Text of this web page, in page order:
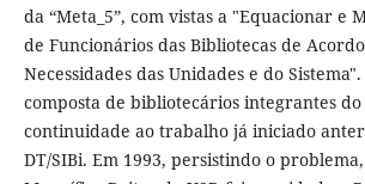
da “Meta_5”, com vistas a "Equacionar e
de Funcionários das Bibliotecas de
Necessidades das Unidades e do Sistema".
composta de bibliotecários integrantes do
continuidade ao trabalho já iniciado
DT/SIBi. Em 1993, persistindo o